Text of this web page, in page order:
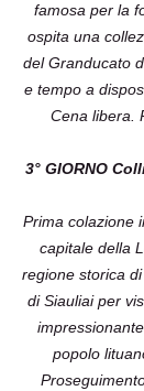
famosa per la
ospita una
del Granducato
e tempo a
Cena libera.
3° GIORNO
Prima colazione
capitale della
regione storica
di Siauliai per
popolo